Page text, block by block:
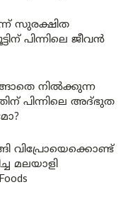
സുരക്ഷിത
പിന്നിലെ ജീവൻ
നില്‍ക്കുന്ന
പിന്നിലെ അദ്ഭുത
വിപ്രോയെക്കൊണ്ട്
മലയാളി